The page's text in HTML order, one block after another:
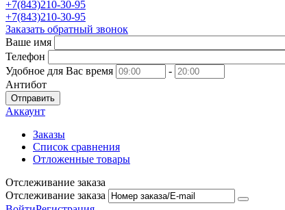
+7(843)210-30-95
+7(843)210-30-95
Заказать обратный звонок
Ваше имя
Телефон
Удобное для Вас время
-
Антибот
Отправить
Аккаунт
Заказы
Список сравнения
Отложенные товары
Отслеживание заказа
Отслеживание заказа